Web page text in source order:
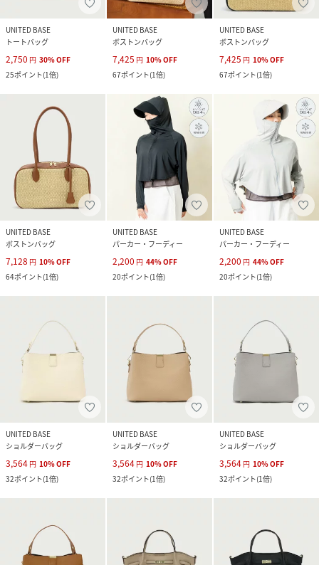
UNITED BASE
トートバッグ
2,750 円 30%OFF
25ポイント(1倍)
UNITED BASE
ボストンバッグ
7,425 円 10%OFF
67ポイント(1倍)
UNITED BASE
ボストンバッグ
7,425 円 10%OFF
67ポイント(1倍)
UNITED BASE
ボストンバッグ
7,128 円 10%OFF
64ポイント(1倍)
UNITED BASE
パーカー・フーディー
2,200 円 44%OFF
20ポイント(1倍)
UNITED BASE
パーカー・フーディー
2,200 円 44%OFF
20ポイント(1倍)
UNITED BASE
ショルダーバッグ
3,564 円 10%OFF
32ポイント(1倍)
UNITED BASE
ショルダーバッグ
3,564 円 10%OFF
32ポイント(1倍)
UNITED BASE
ショルダーバッグ
3,564 円 10%OFF
32ポイント(1倍)